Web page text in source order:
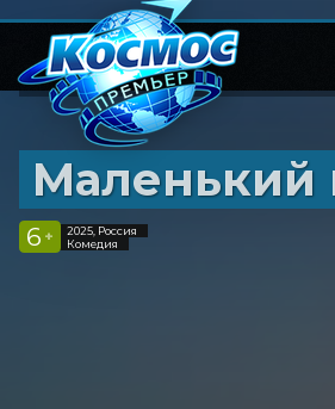
6 +
2025, Россия
Комедия